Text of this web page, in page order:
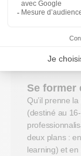
enveloppe
disposition par
action de
Se former
Qu’il prenne
(destiné au
deux plans :
learning) et